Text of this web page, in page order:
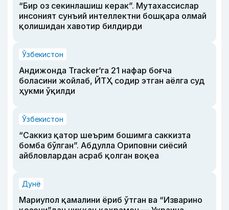
“Бир оз секинлашиш керак”. Мутахассислар
инсоният сунъий интеллектни бошқара олмай
қолишидан хавотир билдирди
Ўзбекистон
Андижонда Tracker’га 21 нафар боғча
боласини жойлаб, ЙТҲ содир этган аёлга суд
ҳукми ўқилди
Ўзбекистон
“Саккиз қатор шеърим бошимга саккизта
бомба бўлган”. Абдулла Ориповни сиёсий
айбловлардан асраб қолган воқеа
Дунё
Мариупол қамалини ёриб ўтган ва “Изварино